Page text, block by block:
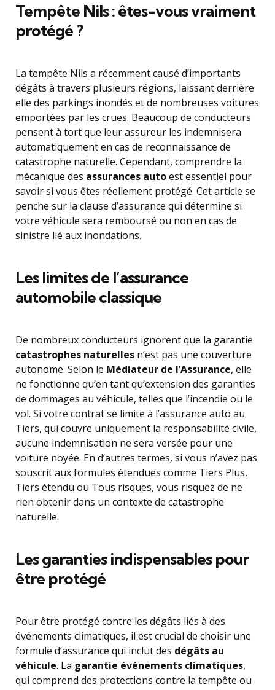
Tempête Nils : êtes-vous vraiment
protégé ?
La tempête Nils a récemment causé d’importants
dégâts à travers plusieurs régions, laissant derrière
elle des parkings inondés et de nombreuses voitures
emportées par les crues. Beaucoup de conducteurs
pensent à tort que leur assureur les indemnisera
automatiquement en cas de reconnaissance de
catastrophe naturelle. Cependant, comprendre la
mécanique des assurances autoest essentiel pour
savoir si vous êtes réellement protégé. Cet article se
penche sur la clause d’assurance qui détermine si
votre véhicule sera remboursé ou non en cas de
sinistre lié aux inondations.
Les limites de l’assurance
automobile classique
De nombreux conducteurs ignorent que la garantie
catastrophes naturelles n’est pas une couverture
autonome. Selon le Médiateur de l’Assurance, elle
ne fonctionne qu’en tant qu’extension des garanties
de dommages au véhicule, telles que l’incendie ou le
vol. Si votre contrat se limite à l’assurance auto au
Tiers, qui couvre uniquement la responsabilité civile,
aucune indemnisation ne sera versée pour une
voiture noyée. En d’autres termes, si vous n’avez pas
souscrit aux formules étendues comme Tiers Plus,
Tiers étendu ou Tous risques, vous risquez de ne
rien obtenir dans un contexte de catastrophe
naturelle.
Les garanties indispensables pour
être protégé
Pour être protégé contre les dégâts liés à des
événements climatiques, il est crucial de choisir une
formule d’assurance qui inclut des dégâts au
véhicule. La garantie événements climatiques,
qui comprend des protections contre la tempête ou